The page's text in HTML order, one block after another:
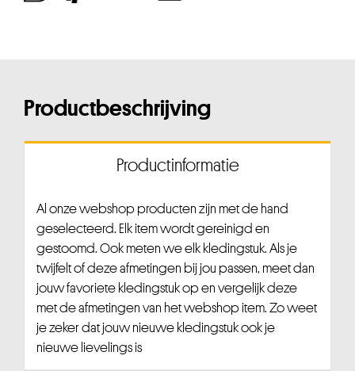
Productbeschrijving
Productinformatie
Al onze webshop producten zijn met de hand
geselecteerd. Elk item wordt gereinigd en
gestoomd. Ook meten we elk kledingstuk. Als je
twijfelt of deze afmetingen bij jou passen, meet dan
jouw favoriete kledingstuk op en vergelijk deze
met de afmetingen van het webshop item. Zo weet
je zeker dat jouw nieuwe kledingstuk ook je
nieuwe lievelings is